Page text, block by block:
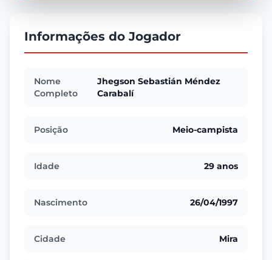
Informações do Jogador
Nome
Completo
Jhegson Sebastián Méndez
Carabalí
Posição Meio-campista
Idade 29 anos
Nascimento 26/04/1997
Cidade Mira